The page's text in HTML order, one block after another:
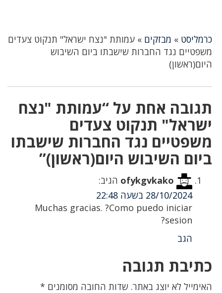
כרמליסט » מבזקים » עמותת "נצח ישראל" תנקוט צעדים
משפטיים נגד החברות שישבתו ביום השיבוש
היום(ראשון)
תגובה אחת על “עמותת "נצח
ישראל" תנקוט צעדים
משפטיים נגד החברות שישבתו
ביום השיבוש היום(ראשון)”
ofykgvkako הגיב:
28/10/2024 בשעה 22:48
Muchas gracias. ?Como puedo iniciar
sesion?
הגב
כתיבת תגובה
האימייל לא יוצג באתר. שדות החובה מסומנים *